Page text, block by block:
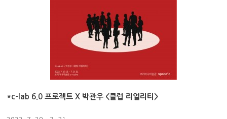
*c-lab 6.0 프로젝트 X 박관우 <클럽 리얼리티>